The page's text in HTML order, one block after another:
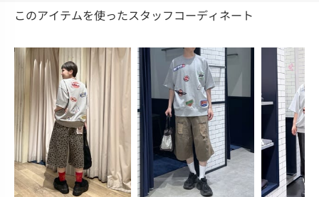
このアイテムを使ったスタッフコーディネート